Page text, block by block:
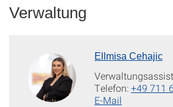
Verwaltung
Ellmisa Cehajic
Telefon:+49 711
E-Mail